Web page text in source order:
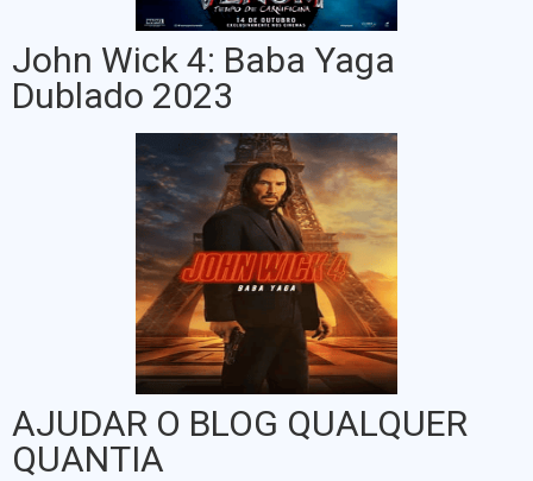
John Wick 4: Baba Yaga
Dublado 2023
AJUDAR O BLOG QUALQUER
QUANTIA